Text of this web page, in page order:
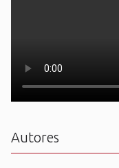
Autores